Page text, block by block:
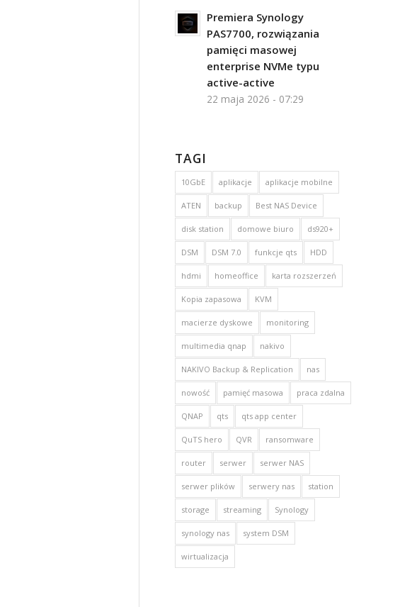
Premiera Synology
PAS7700, rozwiązania
pamięci masowej
enterprise NVMe typu
active-active
22 maja 2026 - 07:29
TAGI
10GbE aplikacje aplikacje mobilne
ATEN backup Best NAS Device
disk station domowe biuro ds920+
DSM DSM 7.0 funkcje qts HDD
hdmi homeoffice karta rozszerzeń
Kopia zapasowa KVM
macierze dyskowe monitoring
multimedia qnap nakivo
NAKIVO Backup & Replication nas
nowość pamięć masowa praca zdalna
QNAP qts qts app center
QuTS hero QVR ransomware
router serwer serwer NAS
serwer plików serwery nas station
storage streaming Synology
synology nas system DSM
wirtualizacja